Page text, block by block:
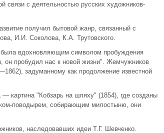
связи с деятельностью русских художников-
получил бытовой жанр, связанный с
И.И. Соколова, К.А. Трутовского.
вдохновляющим символом пробуждения
пробудил нас к новой жизни". Жемчужников
задуманному как продолжение известной
картина "Кобзарь на шляху" (1854), где созданы
поводырем, собирающим милостыню, они
наследовавших идеи Т.Г. Шевченко.